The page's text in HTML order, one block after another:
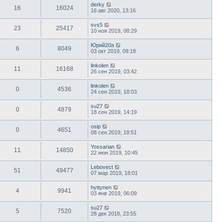
16 16024
derky
16 авг 2020, 13:16
23 25417
svs5
10 ноя 2019, 08:29
6 8049
Юрий20а
03 окт 2019, 09:18
11 16168
linkolen
26 сен 2019, 03:42
0 4536
linkolen
24 сен 2019, 18:03
0 4879
su27
18 сен 2019, 14:19
0 4651
osip
08 сен 2019, 18:51
11 14850
Yossarian
22 июн 2019, 10:45
51 49477
Lebovect
07 мар 2019, 18:01
4 9941
hyttynen
03 янв 2019, 06:09
5 7520
su27
28 дек 2018, 23:55